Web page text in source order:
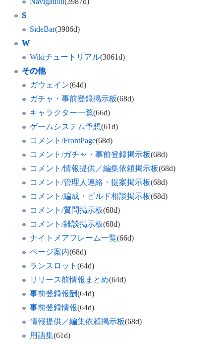
S
SideBar(3986d)
W
Wikiチュートリアル(3061d)
その他
ガウェイン(64d)
ガチャ・事前登録掲示板(68d)
キャラクター一覧(66d)
ゲームシステム予想(61d)
コメント/FrontPage(68d)
コメント/ガチャ・事前登録掲示板(68d)
コメント/情報提供／編集依頼掲示板(68d)
コメント/管理人連絡・提案掲示板(68d)
コメント/編成・ビルド相談掲示板(68d)
コメント/質問掲示板(68d)
コメント/雑談掲示板(68d)
ナイトメアフレーム一覧(66d)
ページ案内(68d)
ランスロット (64d)
リリース前情報まとめ(64d)
事前登録報酬(64d)
事前登録情報(64d)
情報提供／編集依頼掲示板(68d)
用語集(61d)